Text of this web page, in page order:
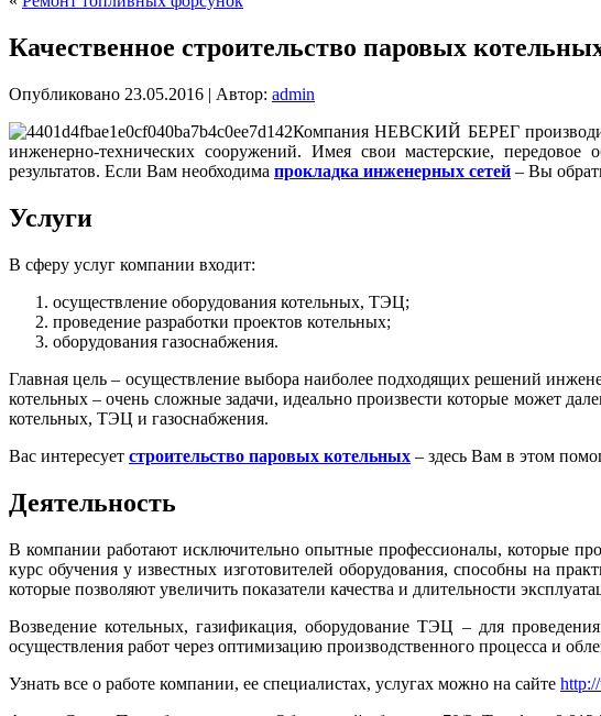
Качественное строительство паровых
Опубликовано 23.05.2016 | Автор: admin
Компания НЕВСКИЙ БЕРЕГ производит
инженерно-технических сооружений. Имея свои мастерские, передовое
результатов. Если Вам необходима прокладка инженерных сетей – Вы
Услуги
В сферу услуг компании входит:
осуществление оборудования котельных, ТЭЦ;
проведение разработки проектов котельных;
оборудования газоснабжения.
Главная цель – осуществление выбора наиболее подходящих решений
котельных – очень сложные задачи, идеально произвести которые может
котельных, ТЭЦ и газоснабжения.
Вас интересует строительство паровых котельных – здесь Вам в этом
Деятельность
В компании работают исключительно опытные профессионалы,
курс обучения у известных изготовителей оборудования, способны на
которые позволяют увеличить показатели качества и длительности
Возведение котельных, газификация, оборудование ТЭЦ – для
осуществления работ через оптимизацию производственного процесса и
Узнать все о работе компании, ее специалистах, услугах можно на сайте